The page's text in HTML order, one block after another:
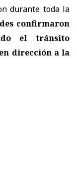
durante toda la
confirmaron
el tránsito
dirección a la